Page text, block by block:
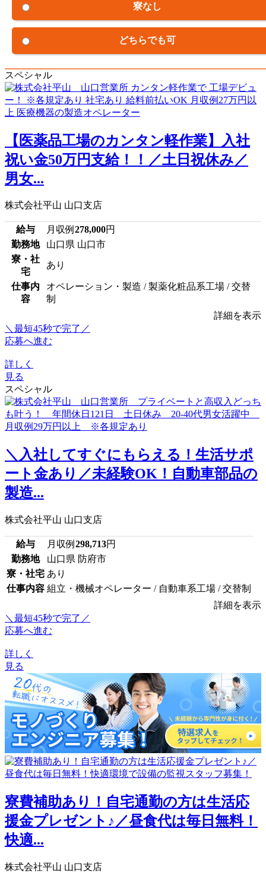
寮なし
どちらでも可
スペシャル
【医薬品工場のカンタン軽作業】入社
祝い金50万円支給！！／土日祝休み／
男女...
株式会社平山 山口支店
給与 月収例 278,000円
勤務地
山口県 山口市
寮・社
宅
あり
仕事内
容
オペレーション・製造 / 製薬化粧品系工場 / 交替
制
詳細を表示
＼最短45秒で完了／
応募へ進む
詳しく
見る
スペシャル
＼入社してすぐにもらえる！生活サポ
ート金あり／未経験OK！自動車部品の
製造...
株式会社平山 山口支店
給与 月収例 298,713円
勤務地
山口県 防府市
寮・社宅 あり
仕事内容 組立・機械オペレーター / 自動車系工場 / 交替制
詳細を表示
＼最短45秒で完了／
応募へ進む
詳しく
見る
寮費補助あり！自宅通勤の方は生活応
援金プレゼント♪／昼食代は毎日無料！
快適...
株式会社平山 山口支店